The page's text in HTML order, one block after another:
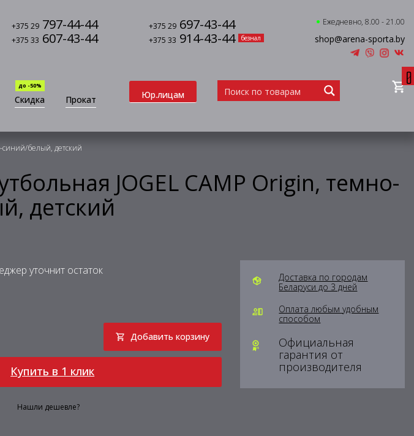
+375 29 797-44-44 +375 29 697-43-44
+375 33 607-43-44 +375 33 914-43-44 безнал
Ежедневно, 8.00 - 21.00
shop@arena-sporta.by
Скидка
до -50%
Прокат Юр.лицам
0
синий/белый, детский
JOGEL CAMP Origin, темно-
детский
уточнит остаток
Добавить корзину
Купить в 1 клик
Нашли дешевле?
Доставка по городам
Беларуси до 3 дней
Оплата любым удобным
способом
Официальная
гарантия от
производителя